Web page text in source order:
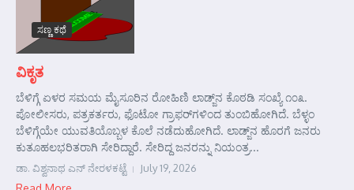
ಸಣ್ಣ ಕಥೆ
ವಿಕೃತ
ಬೆಳಿಗ್ಗೆ ಏಳರ ಸಮಯ ಮೈಸೂರಿನ ರೋಹಿಣಿ ಲಾಡ್ಜ್‌ನ ಕೊಠಡಿ ಸಂಖ್ಯೆ ೧೦೩.
ಪೋಲೀಸರು, ಪತ್ರಕರ್ತರು, ಫೊಟೋ ಗ್ರಾಫರ್‌ಗಳಿಂದ ತುಂಬಿಹೋಗಿದೆ. ಬೆಳ್ಳಂ
ಬೆಳಿಗ್ಗೆಯೇ ಯುವತಿಯೊಬ್ಬಳ ಕೊಲೆ ನಡೆದುಹೋಗಿದೆ. ಲಾಡ್ಜ್‌ನ ಹೊರಗೆ ಜನರು
ಕುತೂಹಲಭರಿತರಾಗಿ ಸೇರಿದ್ದಾರೆ. ಸೇರಿದ್ದ ಜನರನ್ನು ನಿಯಂತ್ರ...
ಡಾ. ವಿಶ್ವನಾಥ ಎನ್ ನೇರಳಕಟ್ಟೆ July 19, 2026